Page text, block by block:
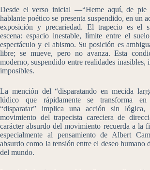
Desde el verso inicial —“Heme aquí, de
hablante poético se presenta suspendido, en un
exposición y precariedad. El trapecio es el
escena: espacio inestable, límite entre el
espectáculo y el abismo. Su posición es
libre; se mueve, pero no avanza. Esta
moderno, suspendido entre realidades inasibles,
imposibles.
La mención del “disparatando en mecida
lúdico que rápidamente se transforma
“disparatar” implica una acción sin
movimiento del trapecista careciera de
carácter absurdo del movimiento recuerda a la
especialmente al pensamiento de Albert
absurdo como la tensión entre el deseo humano
del mundo.